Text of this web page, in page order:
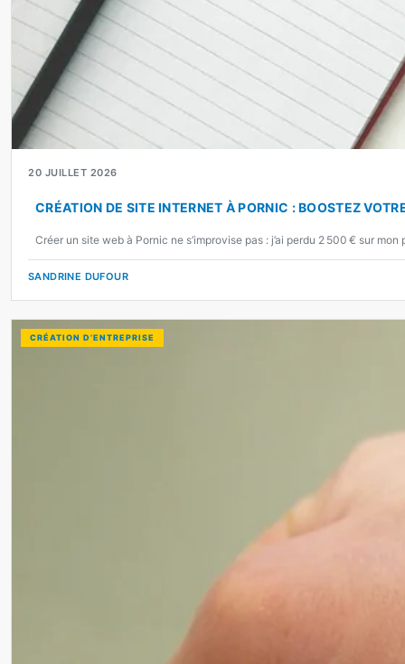
20 JUILLET 2026
CRÉATION DE SITE INTERNET À PORNIC : BOOSTEZ
Créer un site web à Pornic ne s’improvise pas : j’ai perdu 2 500 € sur
SANDRINE DUFOUR
CRÉATION D’ENTREPRISE